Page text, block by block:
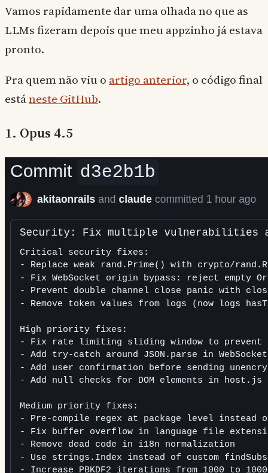
Vamos rapidamente dar uma olhada no que as
LLMs fizeram depois que meu appzinho já estava
pronto.
Pra quem não viu o artigo anterior, o código final
estáneste GitHub.
1. Opus 4.5